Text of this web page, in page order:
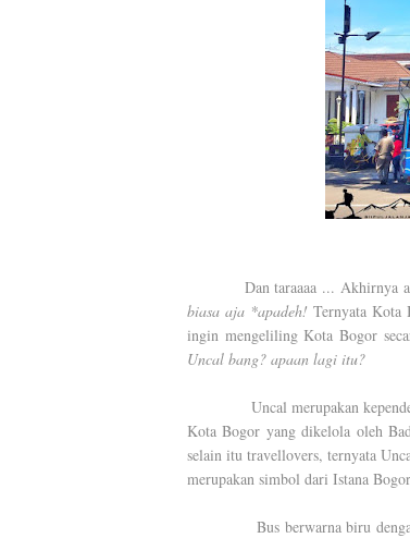
Dan taraaaa ... Akhirnya
biasa aja *apadeh! Ternyata Kota
ingin mengeliling Kota Bogor
Uncal bang? apaan lagi itu?
Uncal merupakan
Kota Bogor yang dikelola oleh
selain itu travellovers, ternyata
merupakan simbol dari Istana
Bus berwarna biru dengan